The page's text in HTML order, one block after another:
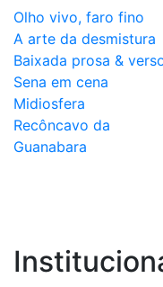
Olho vivo, faro fino
A arte da desmistura
Baixada prosa &
Sena em cena
Midiosfera
Recôncavo da
Guanabara